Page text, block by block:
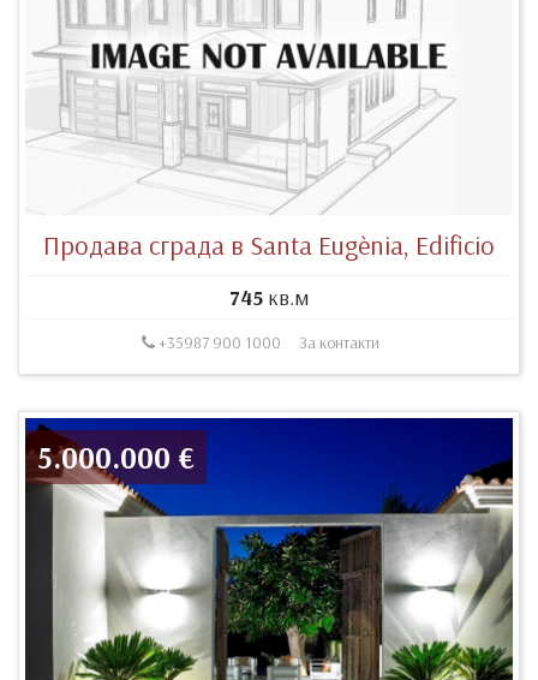
Продава сграда в Santa Eugènia, Edificio
745 кв.м
+35987 900 1000 За контакти
5.000.000 €